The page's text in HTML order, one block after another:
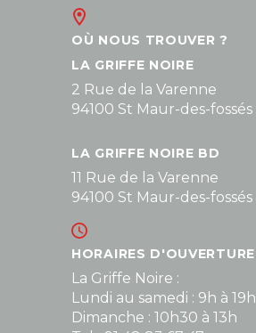
OÙ NOUS TROUVER ?
LA GRIFFE NOIRE
2 Rue de la Varenne
94100 St Maur-des-fossés
LA GRIFFE NOIRE BD
11 Rue de la Varenne
94100 St Maur-des-fossés
HORAIRES D'OUVERTURE
La Griffe Noire :
Lundi au samedi : 9h à 19h
Dimanche : 10h30 à 13h